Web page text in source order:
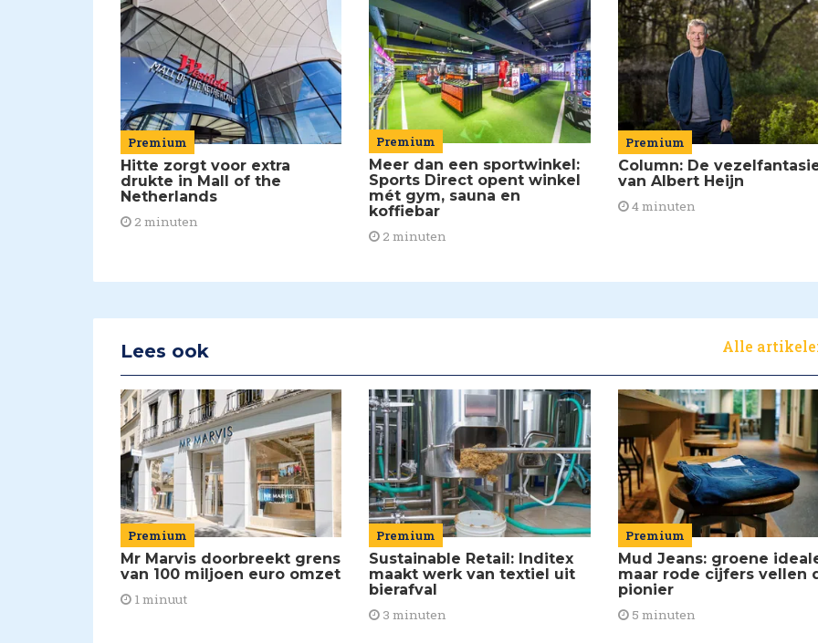
Premium
Hitte zorgt voor extra
drukte in Mall of the
Netherlands
2 minuten
Premium
Meer dan een sportwinkel:
Sports Direct opent winkel
mét gym, sauna en
koffiebar
2 minuten
Premium
Column: De
van Albert Heijn
4 minuten
Lees ook Alle
Premium
Mr Marvis doorbreekt grens
van 100 miljoen euro omzet
1 minuut
Premium
Sustainable Retail: Inditex
maakt werk van textiel uit
bierafval
3 minuten
Premium
Mud Jeans: groene
maar rode cijfers vellen
pionier
5 minuten